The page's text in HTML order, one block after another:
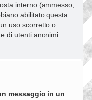
interno (ammesso,
abilitato questa
uso scorretto o
di utenti anonimi.
messaggio in un